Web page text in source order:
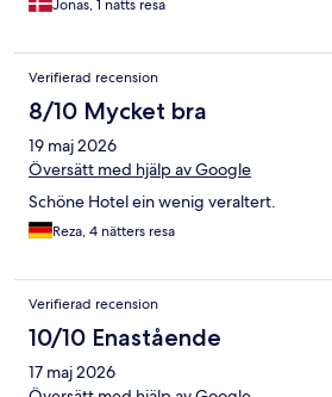
Jonas, 1 natts resa
Verifierad recension
8/10 Mycket bra
19 maj 2026
Översätt med hjälp av Google
Schöne Hotel ein wenig veraltert.
Reza, 4 nätters resa
Verifierad recension
10/10 Enastående
17 maj 2026